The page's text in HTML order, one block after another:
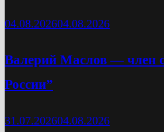
04.08.202604.08.2026
Валерий Маслов — член
России”
31.07.202604.08.2026